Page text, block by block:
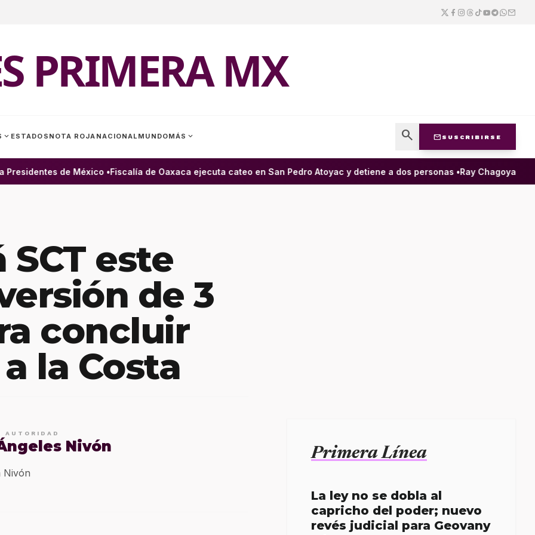
PRIMERA MX
expand_more ESTADOS NOTA ROJA NACIONAL MUNDOMÁS expand_more search mail SUSCRIBIRSE
de México •Fiscalía de Oaxaca ejecuta cateo en San Pedro Atoyac y detiene a dos personas •Ray Chagoya
este
de 3
concluir
la Costa
AUTORIDAD
Nivón
Nivón
Primera Línea
La ley no se dobla al
capricho del poder; nuevo
revés judicial para Geovany